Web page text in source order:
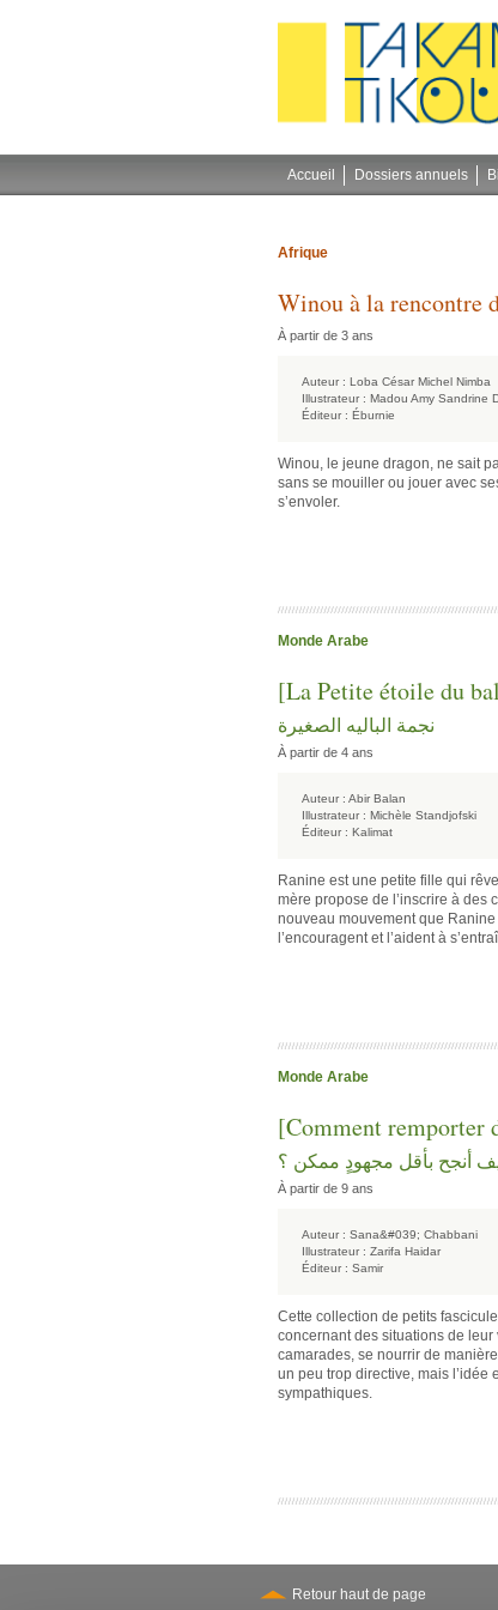
Accueil Dossiers annuels
Afrique
Winou à la rencontre
À partir de 3 ans
Auteur : Loba César Michel Nimba
Illustrateur : Madou Amy Sandrine
Éditeur : Éburnie
Winou, le jeune dragon, ne sait
sans se mouiller ou jouer avec
s’envoler.
Monde Arabe
[La Petite étoile du
نجمة الباليه الصغيرة
À partir de 4 ans
Auteur : Abir Balan
Illustrateur : Michèle Standjofski
Éditeur : Kalimat
Ranine est une petite fille qui
mère propose de l’inscrire à des
nouveau mouvement que
l’encouragent et l’aident à
Monde Arabe
[Comment remporter
أنجح بأقل مجهودٍ ممكن ؟
À partir de 9 ans
Auteur : Sana&#039; Chabbani
Illustrateur : Zarifa Haidar
Éditeur : Samir
Cette collection de petits
concernant des situations de
camarades, se nourrir de
un peu trop directive, mais
sympathiques.
Retour haut de page